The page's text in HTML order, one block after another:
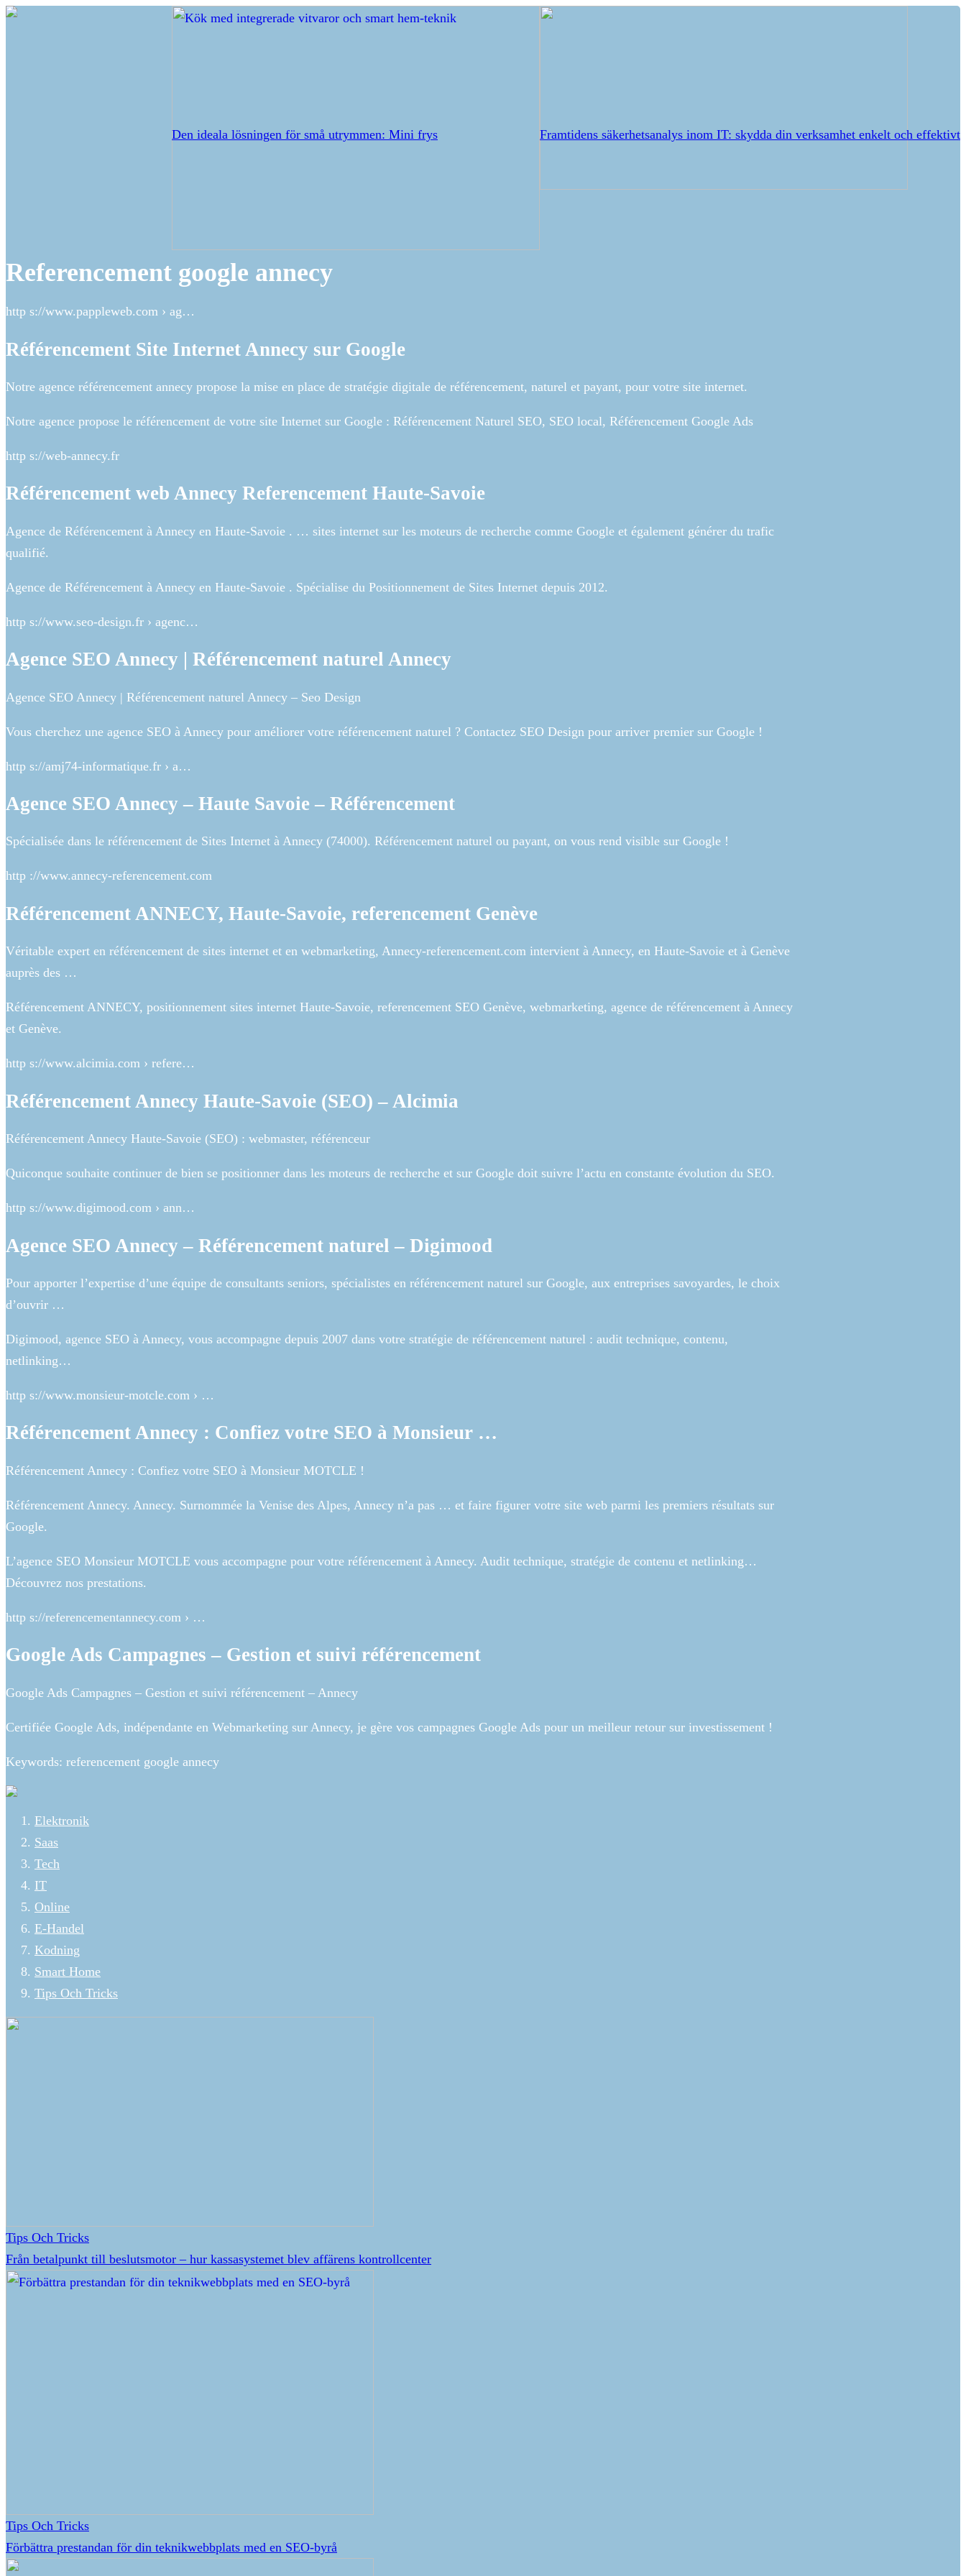
Framtidens säkerhetsanalys inom IT: skydda din verksamhet enkelt och effektivt
Den ideala lösningen för små utrymmen: Mini frys
Referencement google annecy
http s://www.pappleweb.com › ag…
Référencement Site Internet Annecy sur Google
Notre agence référencement annecy propose la mise en place de stratégie digitale de référencement, naturel et payant, pour votre site internet.
Notre agence propose le référencement de votre site Internet sur Google : Référencement Naturel SEO, SEO local, Référencement Google Ads
http s://web-annecy.fr
Référencement web Annecy Referencement Haute-Savoie
Agence de Référencement à Annecy en Haute-Savoie . … sites internet sur les moteurs de recherche comme Google et également générer du trafic
qualifié.
Agence de Référencement à Annecy en Haute-Savoie . Spécialise du Positionnement de Sites Internet depuis 2012.
http s://www.seo-design.fr › agenc…
Agence SEO Annecy | Référencement naturel Annecy
Agence SEO Annecy | Référencement naturel Annecy – Seo Design
Vous cherchez une agence SEO à Annecy pour améliorer votre référencement naturel ? Contactez SEO Design pour arriver premier sur Google !
http s://amj74-informatique.fr › a…
Agence SEO Annecy – Haute Savoie – Référencement
Spécialisée dans le référencement de Sites Internet à Annecy (74000). Référencement naturel ou payant, on vous rend visible sur Google !
http ://www.annecy-referencement.com
Référencement ANNECY, Haute-Savoie, referencement Genève
Véritable expert en référencement de sites internet et en webmarketing, Annecy-referencement.com intervient à Annecy, en Haute-Savoie et à Genève
auprès des …
Référencement ANNECY, positionnement sites internet Haute-Savoie, referencement SEO Genève, webmarketing, agence de référencement à Annecy
et Genève.
http s://www.alcimia.com › refere…
Référencement Annecy Haute-Savoie (SEO) – Alcimia
Référencement Annecy Haute-Savoie (SEO) : webmaster, référenceur
Quiconque souhaite continuer de bien se positionner dans les moteurs de recherche et sur Google doit suivre l’actu en constante évolution du SEO.
http s://www.digimood.com › ann…
Agence SEO Annecy – Référencement naturel – Digimood
Pour apporter l’expertise d’une équipe de consultants seniors, spécialistes en référencement naturel sur Google, aux entreprises savoyardes, le choix
d’ouvrir …
Digimood, agence SEO à Annecy, vous accompagne depuis 2007 dans votre stratégie de référencement naturel : audit technique, contenu,
netlinking…
http s://www.monsieur-motcle.com › …
Référencement Annecy : Confiez votre SEO à Monsieur …
Référencement Annecy : Confiez votre SEO à Monsieur MOTCLE !
Référencement Annecy. Annecy. Surnommée la Venise des Alpes, Annecy n’a pas … et faire figurer votre site web parmi les premiers résultats sur
Google.
L’agence SEO Monsieur MOTCLE vous accompagne pour votre référencement à Annecy. Audit technique, stratégie de contenu et netlinking…
Découvrez nos prestations.
http s://referencementannecy.com › …
Google Ads Campagnes – Gestion et suivi référencement
Google Ads Campagnes – Gestion et suivi référencement – Annecy
Certifiée Google Ads, indépendante en Webmarketing sur Annecy, je gère vos campagnes Google Ads pour un meilleur retour sur investissement !
Keywords: referencement google annecy
Elektronik
Saas
Tech
IT
Online
E-Handel
Kodning
Smart Home
Tips Och Tricks
Tips Och Tricks
Från betalpunkt till beslutsmotor – hur kassasystemet blev affärens kontrollcenter
Tips Och Tricks
Förbättra prestandan för din teknikwebbplats med en SEO-byrå